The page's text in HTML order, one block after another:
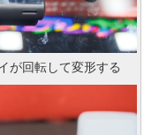
が回転して変形する